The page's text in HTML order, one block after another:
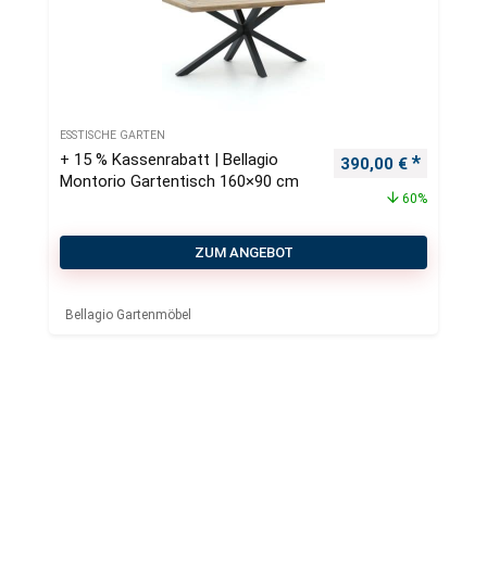
ESSTISCHE GARTEN
+ 15 % Kassenrabatt | Bellagio
Montorio Gartentisch 160×90 cm
Ursprünglicher
390,00 €
60%
ZUM ANGEBOT
Bellagio Gartenmöbel